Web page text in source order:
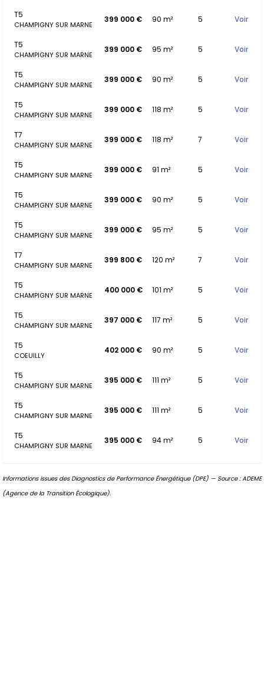
T5
CHAMPIGNY SUR MARNE
399 000 € 90 m² 5 Voir
T5
CHAMPIGNY SUR MARNE
399 000 € 95 m² 5 Voir
T5
CHAMPIGNY SUR MARNE
399 000 € 90 m² 5 Voir
T5
CHAMPIGNY SUR MARNE
399 000 € 118 m² 5 Voir
T7
CHAMPIGNY SUR MARNE
399 000 € 118 m² 7 Voir
T5
CHAMPIGNY SUR MARNE
399 000 € 91 m² 5 Voir
T5
CHAMPIGNY SUR MARNE
399 000 € 90 m² 5 Voir
T5
CHAMPIGNY SUR MARNE
399 000 € 95 m² 5 Voir
T7
CHAMPIGNY SUR MARNE
399 800 € 120 m² 7 Voir
T5
CHAMPIGNY SUR MARNE
400 000 € 101 m² 5 Voir
T5
CHAMPIGNY SUR MARNE
397 000 € 117 m² 5 Voir
T5
COEUILLY
402 000 € 90 m² 5 Voir
T5
CHAMPIGNY SUR MARNE
395 000 € 111 m² 5 Voir
T5
CHAMPIGNY SUR MARNE
395 000 € 111 m² 5 Voir
T5
CHAMPIGNY SUR MARNE
395 000 € 94 m² 5 Voir
Informations issues des Diagnostics de Performance Énergétique (DPE) — Source : ADEME
(Agence de la Transition Écologique).